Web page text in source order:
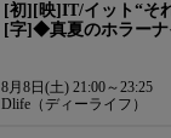
[初][映]IT/イット“そ
[字]◆真夏のホラーナ
8月8日(土) 21:00～23:25
Dlife（ディーライフ）